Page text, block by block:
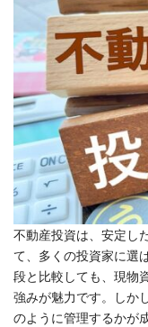
不動産投資は、安定し
て、多くの投資家に選
段と比較しても、現物
強みが魅力です。しか
のように管理するかが